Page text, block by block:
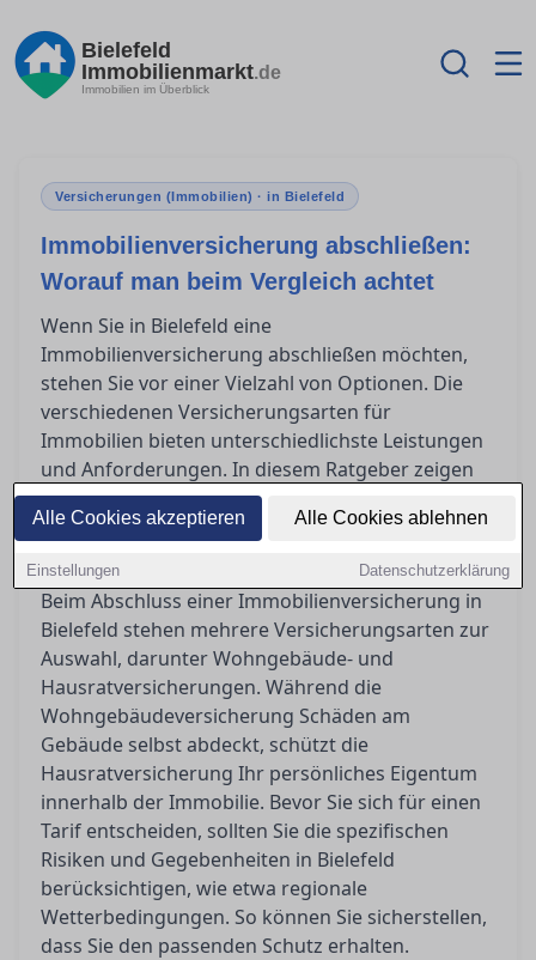
Alle Cookies akzeptieren Alle Cookies ablehnen
Einstellungen Datenschutzerklärung
Bielefeld
Immobilienmarkt.de
Immobilien im Überblick
Versicherungen (Immobilien) · in Bielefeld
Immobilienversicherung abschließen:
Worauf man beim Vergleich achtet
Wenn Sie in Bielefeld eine
Immobilienversicherung abschließen möchten,
stehen Sie vor einer Vielzahl von Optionen. Die
verschiedenen Versicherungsarten für
Immobilien bieten unterschiedlichste Leistungen
und Anforderungen. In diesem Ratgeber zeigen
wir Ihnen, wie Sie Tarife sinnvoll vergleichen und
worauf Sie besonders achten sollten, um häufig
Beim Abschluss einer Immobilienversicherung in
Bielefeld stehen mehrere Versicherungsarten zur
Auswahl, darunter Wohngebäude- und
Hausratversicherungen. Während die
Wohngebäudeversicherung Schäden am
Gebäude selbst abdeckt, schützt die
Hausratversicherung Ihr persönliches Eigentum
innerhalb der Immobilie. Bevor Sie sich für einen
Tarif entscheiden, sollten Sie die spezifischen
Risiken und Gegebenheiten in Bielefeld
berücksichtigen, wie etwa regionale
Wetterbedingungen. So können Sie sicherstellen,
dass Sie den passenden Schutz erhalten.